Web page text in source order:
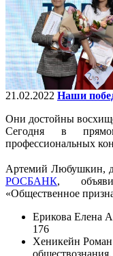
21.02.2022 Наши
Они достойны
Сегодня в
профессиональных
Артемий Любушкин,
РОСБАНК,
«Общественное
Ерикова Елена
176
Хеникейн Роман